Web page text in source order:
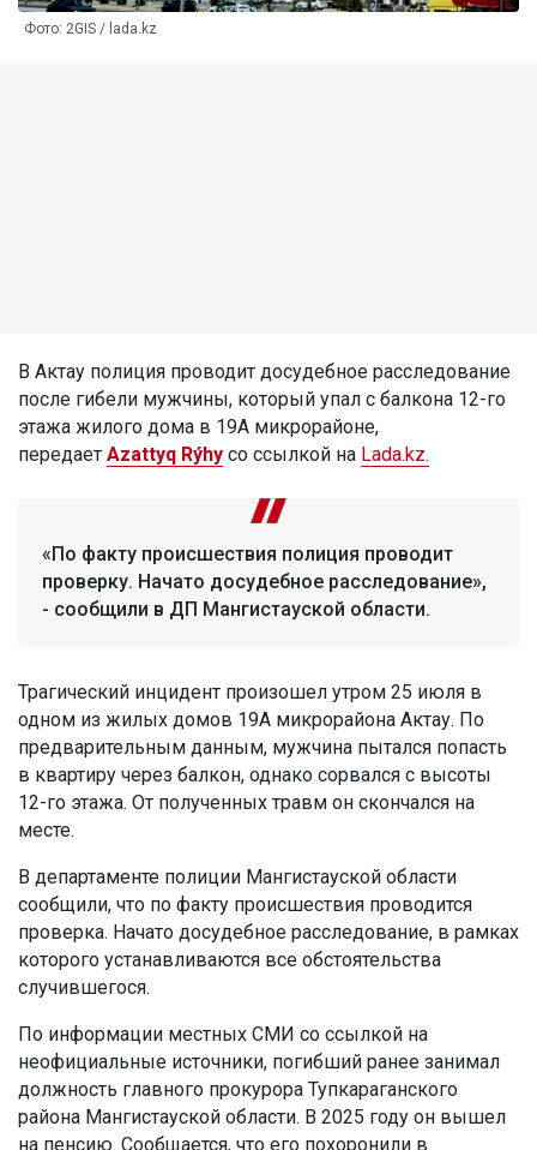
Фото: 2GIS / lada.kz
В Актау полиция проводит досудебное расследование
после гибели мужчины, который упал с балкона 12-го
этажа жилого дома в 19А микрорайоне,
передает Azattyq Rýhy со ссылкой на Lada.kz.
«По факту происшествия полиция проводит
проверку. Начато досудебное расследование»,
- сообщили в ДП Мангистауской области.
Трагический инцидент произошел утром 25 июля в
одном из жилых домов 19А микрорайона Актау. По
предварительным данным, мужчина пытался попасть
в квартиру через балкон, однако сорвался с высоты
12-го этажа. От полученных травм он скончался на
месте.
В департаменте полиции Мангистауской области
сообщили, что по факту происшествия проводится
проверка. Начато досудебное расследование, в рамках
которого устанавливаются все обстоятельства
случившегося.
По информации местных СМИ со ссылкой на
неофициальные источники, погибший ранее занимал
должность главного прокурора Тупкараганского
района Мангистауской области. В 2025 году он вышел
на пенсию. Сообщается, что его похоронили в